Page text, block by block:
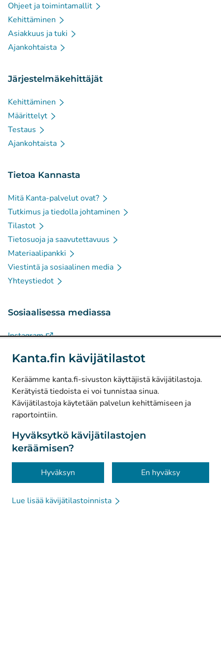
Kanta.fin kävijätilastot
Keräämme kanta.fi-sivuston käyttäjistä kävijätilastoja.
Kerätyistä tiedoista ei voi tunnistaa sinua.
Kävijätilastoja käytetään palvelun kehittämiseen ja
raportointiin.
Hyväksytkö kävijätilastojen
keräämisen?
Hyväksyn En hyväksy
Lue lisää kävijätilastoinnista
Ohjeet ja toimintamallit
Kehittäminen
Asiakkuus ja tuki
Ajankohtaista
Järjestelmäkehittäjät
Kehittäminen
Määrittelyt
Testaus
Ajankohtaista
Tietoa Kannasta
Mitä Kanta-palvelut ovat?
Tutkimus ja tiedolla johtaminen
Tilastot
Tietosuoja ja saavutettavuus
Materiaalipankki
Viestintä ja sosiaalinen media
Yhteystiedot
Sosiaalisessa mediassa
Instagram(Avautuu uuteen välilehteen)
Facebook(Avautuu uuteen välilehteen)
© Kanta-Palvelut, Kansaneläkelaitos
Tietosuoja
Tietoa sivustosta
Saavutettavuus
Evästeet